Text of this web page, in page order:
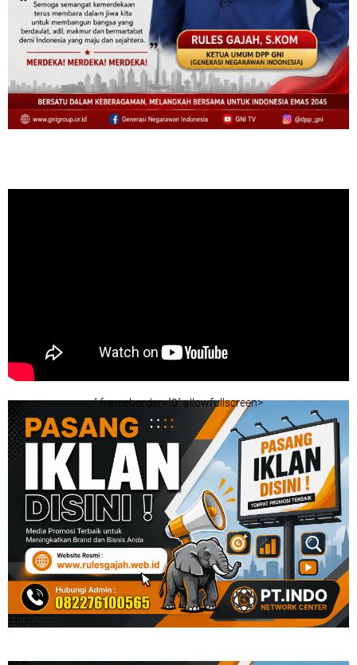
" frameborder="0" allowfullscreen>